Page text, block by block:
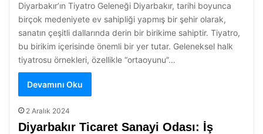
Diyarbakır’ın Tiyatro Geleneği Diyarbakır, tarihi boyunca
birçok medeniyete ev sahipliği yapmış bir şehir olarak,
sanatın çeşitli dallarında derin bir birikime sahiptir. Tiyatro,
bu birikim içerisinde önemli bir yer tutar. Geleneksel halk
tiyatrosu örnekleri, özellikle “ortaoyunu”…
Devamını Oku
2 Aralık 2024
Diyarbakır Ticaret Sanayi Odası: İş